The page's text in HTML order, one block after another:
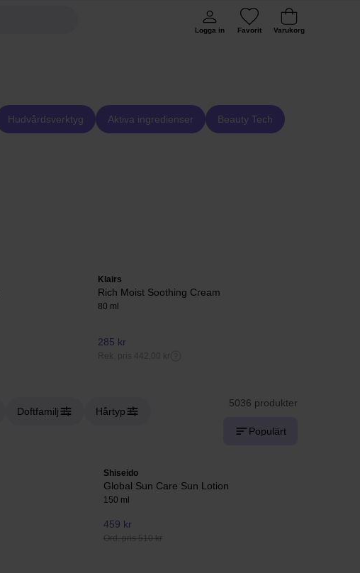
Logga in Favorit Varukorg
Hudvårdsverktyg Aktiva ingredienser Beauty Tech
Klairs
Rich Moist Soothing Cream
80 ml
285 kr
Rek. pris 442,00 kr
Doftfamilj Hårtyp
5036 produkter
Populärt
Shiseido
Global Sun Care Sun Lotion
150 ml
459 kr
Ord. pris 510 kr